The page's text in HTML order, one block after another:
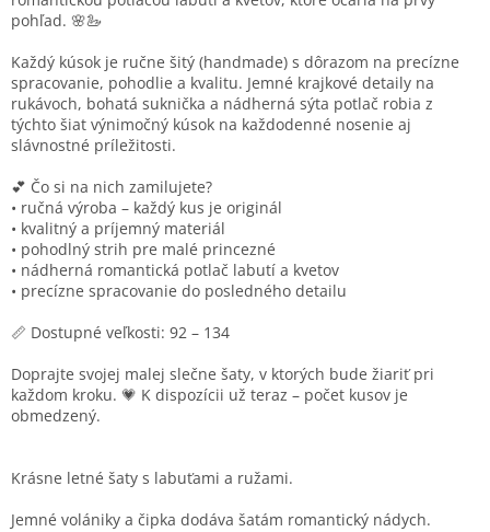
pohľad. 🌸🦢
Každý kúsok je ručne šitý (handmade) s dôrazom na precízne
spracovanie, pohodlie a kvalitu. Jemné krajkové detaily na
rukávoch, bohatá suknička a nádherná sýta potlač robia z
týchto šiat výnimočný kúsok na každodenné nosenie aj
slávnostné príležitosti.
💕 Čo si na nich zamilujete?
• ručná výroba – každý kus je originál
• kvalitný a príjemný materiál
• pohodlný strih pre malé princezné
• nádherná romantická potlač labutí a kvetov
• precízne spracovanie do posledného detailu
📏 Dostupné veľkosti: 92 – 134
Doprajte svojej malej slečne šaty, v ktorých bude žiariť pri
každom kroku. 💗 K dispozícii už teraz – počet kusov je
obmedzený.
Krásne letné šaty s labuťami a ružami.
Jemné volániky a čipka dodáva šatám romantický nádych.